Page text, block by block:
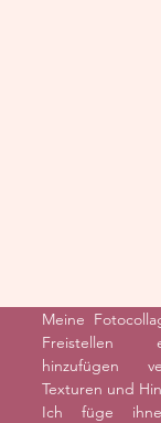
Meine
Freistellen
hinzufügen
Texturen und
Ich füge